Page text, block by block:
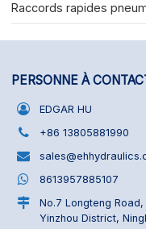
Raccords rapides
PERSONNE À
EDGAR HU
+86 13805881990
8613957885107
No.7 Longteng
Yinzhou District,